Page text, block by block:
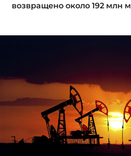
возвращено около 192 млн